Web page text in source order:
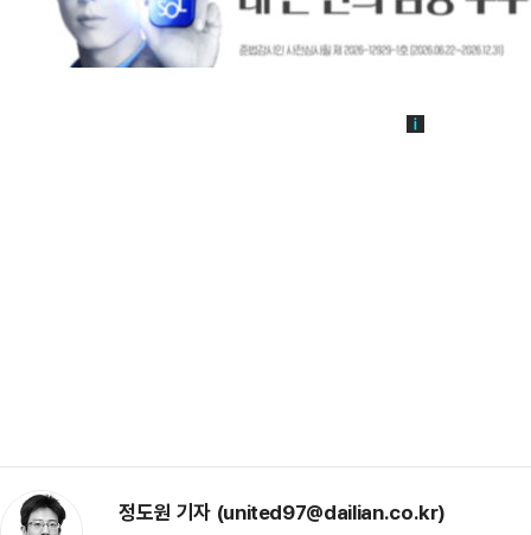
정도원 기자 (united97@dailian.co.kr)